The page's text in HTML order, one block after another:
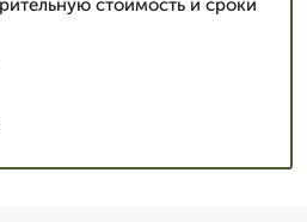
стоимость и сроки